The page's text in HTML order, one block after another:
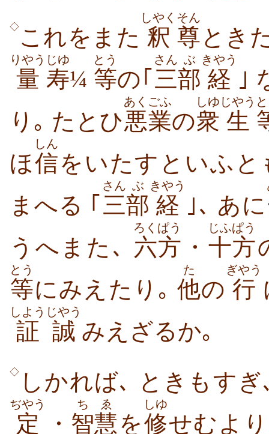
◇ これをまた 釈
しやく
尊
そん
とき
量
りやう
寿
じゆ
¼ 等
とう
の｢ 三
さん
部
ぶ
経
きやう
｣
り｡ たとひ悪業
あくごふ
の衆
しゆ
生
じやう
ほ信
しん
をいたすといふ
まへる ｢ 三
さん
部
ぶ
経
きやう
｣､ あに
うへまた､ 六方
ろくぱう
・ 十方
じふぱう
等
とう
にみえたり｡ 他
た
の 行
ぎやう
証誠
しようじやう
みえざるか｡
◇ しかれば､ ときもす
定
ぢやう
・ 智慧
ちゑ
を修
しゆ
せむよ